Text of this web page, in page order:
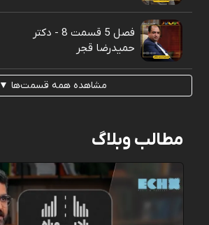
فصل 5 قسمت 8 - دکتر
حمیدرضا قجر
مشاهده همه قسمت‌ها ▼
مطالب وبلاگ